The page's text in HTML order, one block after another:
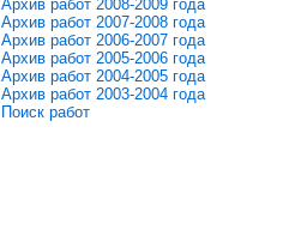
Архив работ 2008-2009 года
Архив работ 2007-2008 года
Архив работ 2006-2007 года
Архив работ 2005-2006 года
Архив работ 2004-2005 года
Архив работ 2003-2004 года
Поиск работ